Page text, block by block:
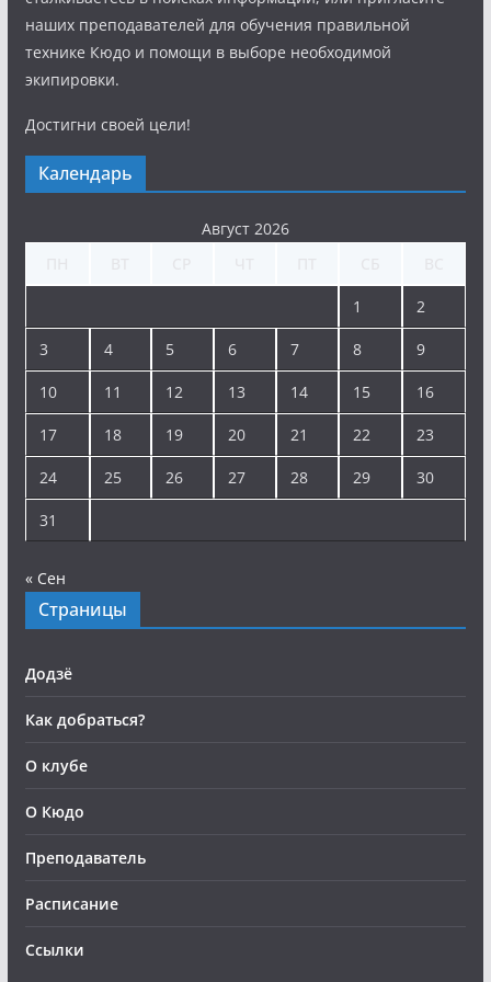
наших преподавателей для обучения правильной
технике Кюдо и помощи в выборе необходимой
экипировки.
Достигни своей цели!
Календарь
Август 2026
1 2
3 4 5 6 7 8 9
10 11 12 13 14 15 16
17 18 19 20 21 22 23
24 25 26 27 28 29 30
31
« Сен
Страницы
Додзё
Как добраться?
О клубе
О Кюдо
Преподаватель
Расписание
Ссылки